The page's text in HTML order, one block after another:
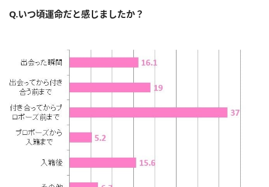
Q.いつ頃運命だと感じましたか？